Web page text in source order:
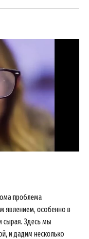
проблема
явлением, особенно в
сырая. Здесь мы
и дадим несколько